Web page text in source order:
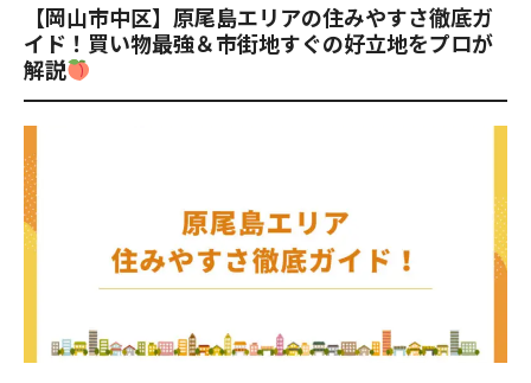
【岡山市中区】原尾島エリアの住みやすさ徹底ガ
イド！買い物最強＆市街地すぐの好立地をプロが
解説